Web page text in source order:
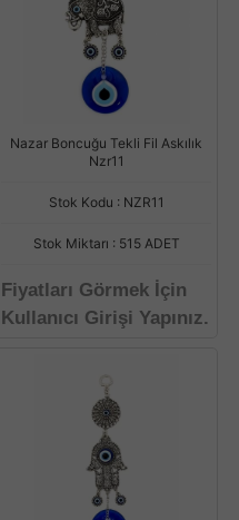
Nazar Boncuğu Tekli Fil Askılık
Nzr11
Stok Kodu : NZR11
Stok Miktarı : 515 ADET
Fiyatları Görmek İçin
Kullanıcı Girişi Yapınız.